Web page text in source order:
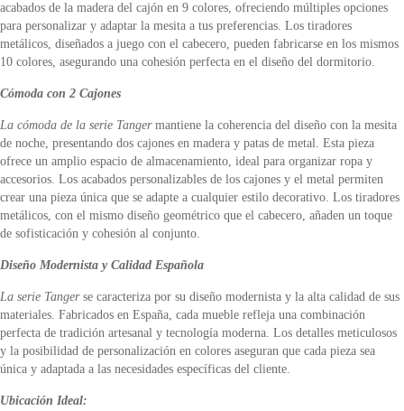
acabados de la madera del cajón en 9 colores, ofreciendo múltiples opciones
para personalizar y adaptar la mesita a tus preferencias. Los tiradores
metálicos, diseñados a juego con el cabecero, pueden fabricarse en los mismos
10 colores, asegurando una cohesión perfecta en el diseño del dormitorio.
Cómoda con 2 Cajones
La cómoda de la serie Tangermantiene la coherencia del diseño con la mesita
de noche, presentando dos cajones en madera y patas de metal. Esta pieza
ofrece un amplio espacio de almacenamiento, ideal para organizar ropa y
accesorios. Los acabados personalizables de los cajones y el metal permiten
crear una pieza única que se adapte a cualquier estilo decorativo. Los tiradores
metálicos, con el mismo diseño geométrico que el cabecero, añaden un toque
de sofisticación y cohesión al conjunto.
Diseño Modernista y Calidad Española
La serie Tangerse caracteriza por su diseño modernista y la alta calidad de sus
materiales. Fabricados en España, cada mueble refleja una combinación
perfecta de tradición artesanal y tecnología moderna. Los detalles meticulosos
y la posibilidad de personalización en colores aseguran que cada pieza sea
única y adaptada a las necesidades específicas del cliente.
Ubicación Ideal: